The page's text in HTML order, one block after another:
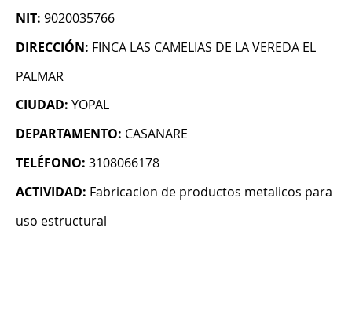
NIT: 9020035766
DIRECCIÓN: FINCA LAS CAMELIAS DE LA VEREDA EL
PALMAR
CIUDAD: YOPAL
DEPARTAMENTO: CASANARE
TELÉFONO: 3108066178
ACTIVIDAD: Fabricacion de productos metalicos para
uso estructural